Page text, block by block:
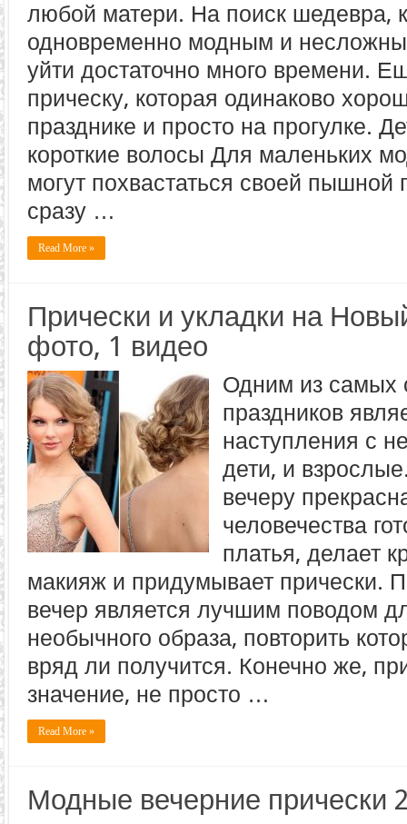
любой матери. На поиск шедевра,
одновременно модным и
уйти достаточно много времени.
прическу, которая одинаково
празднике и просто на прогулке.
короткие волосы Для маленьких
могут похвастаться своей пышной
сразу …
Read More »
Прически и укладки на
фото, 1 видео
Одним из самых
праздников
наступления с
дети, и
вечеру
человечества
платья, делает
макияж и придумывает прически.
вечер является лучшим поводом
необычного образа, повторить
вряд ли получится. Конечно же,
значение, не просто …
Read More »
Модные вечерние прически